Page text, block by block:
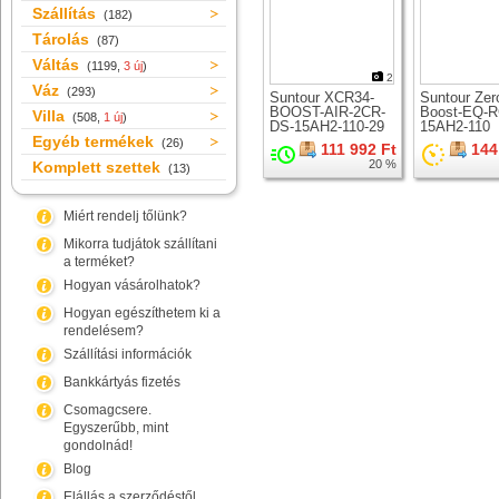
Szállítás (182)
Tárolás (87)
Váltás (1199, 3 új)
Váz (293)
Villa (508, 1 új)
Egyéb termékek (26)
Komplett szettek (13)
Miért rendelj tőlünk?
Mikorra tudjátok szállítani
a terméket?
Hogyan vásárolhatok?
Hogyan egészíthetem ki a
rendelésem?
Szállítási információk
Bankkártyás fizetés
Csomagcsere.
Egyszerűbb, mint
gondolnád!
Blog
2
Suntour XCR34-
BOOST-AIR-2CR-
DS-15AH2-110-29
teleszkóp 29er
kerékhez111 992 Ft
20 %
Suntour
Boost-EQ-
15AH2-110
teleszkóp
kerékhez